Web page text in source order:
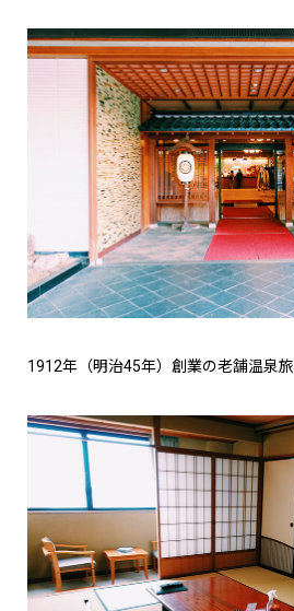
1912年（明治45年）創業の老舗温泉旅